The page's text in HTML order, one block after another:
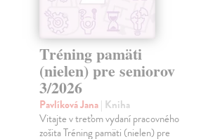
Tréning pamäti
(nielen) pre seniorov
3/2026
Pavlíková Jana| Kniha
Vitajte v treťom vydaní pracovného
zošita Tréning pamäti (nielen) pre